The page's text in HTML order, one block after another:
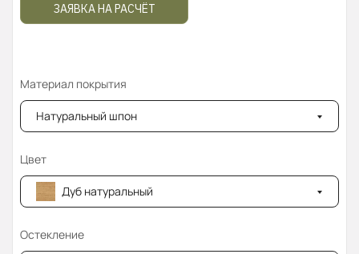
ЗАЯВКА НА РАСЧЁТ
Материал покрытия
Натуральный шпон
Цвет
Дуб натуральный
Остекление